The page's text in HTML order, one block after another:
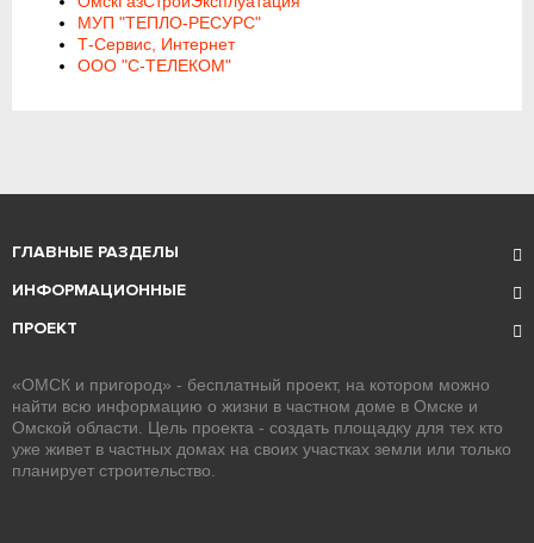
МУП "ТЕПЛО-РЕСУРС"
Т-Сервис, Интернет
ООО "С-ТЕЛЕКОМ"
ГЛАВНЫЕ РАЗДЕЛЫ
ИНФОРМАЦИОННЫЕ
ПРОЕКТ
«ОМСК и пригород» - бесплатный проект, на котором можно
найти всю информацию о жизни в частном доме в Омске и
Омской области. Цель проекта - создать площадку для тех кто
уже живет в частных домах на своих участках земли или только
планирует строительство.